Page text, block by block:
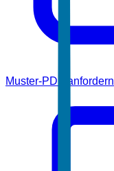
Muster-PDF anfordern